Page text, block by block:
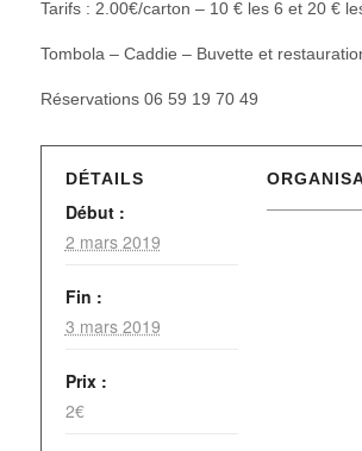
Tarifs : 2.00€/carton – 10 € les 6 et 20 €
Tombola – Caddie – Buvette et
Réservations 06 59 19 70 49
DÉTAILS
Début :
2 mars 2019
Fin :
3 mars 2019
Prix :
2€